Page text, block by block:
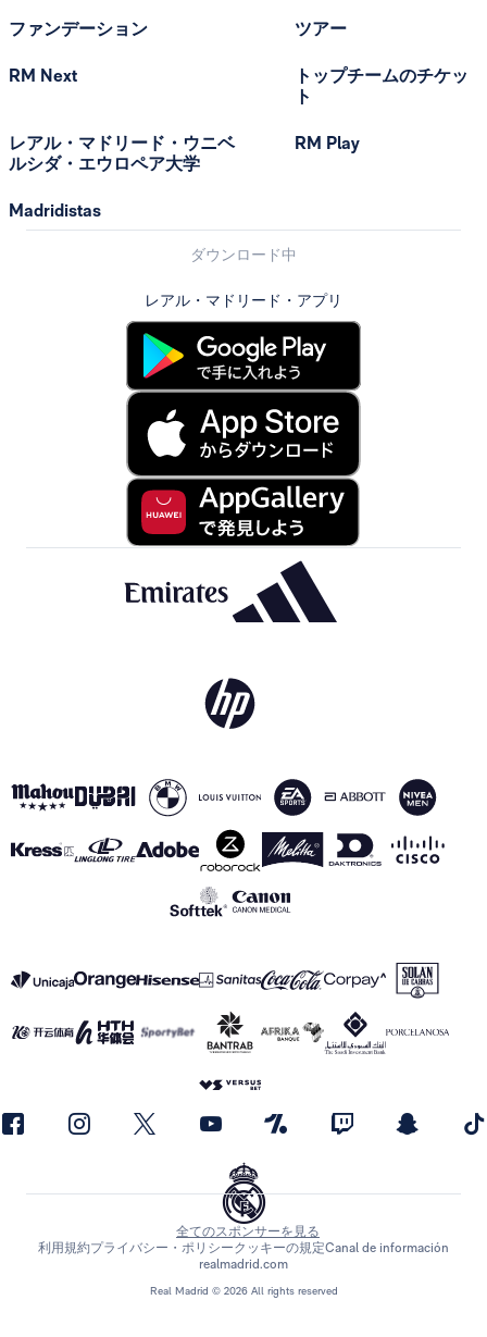
ファンデーション
RM Next
レアル・マドリード・ウニベ
ルシダ・エウロペア大学
Madridistas
ツアー
トップチームのチケッ
ト
RM Play
ダウンロード中
レアル・マドリード・アプリ
Real Madrid © 2026 All rights reserved
全てのスポンサーを見る
利用規約プライバシー・ポリシークッキーの規定Canal de información
realmadrid.com